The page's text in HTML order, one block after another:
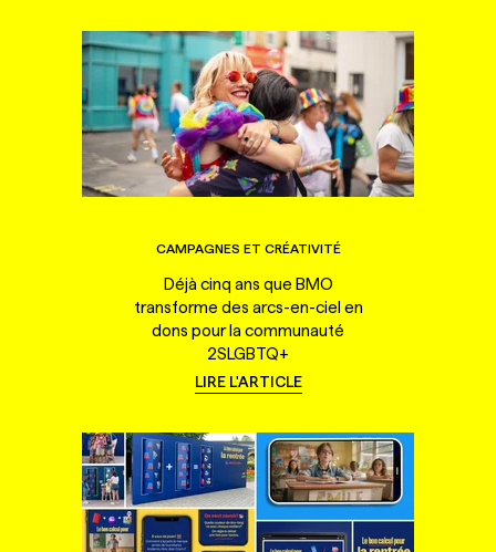
CAMPAGNES ET CRÉATIVITÉ
Déjà cinq ans que BMO
transforme des arcs-en-ciel en
dons pour la communauté
2SLGBTQ+
LIRE L'ARTICLE